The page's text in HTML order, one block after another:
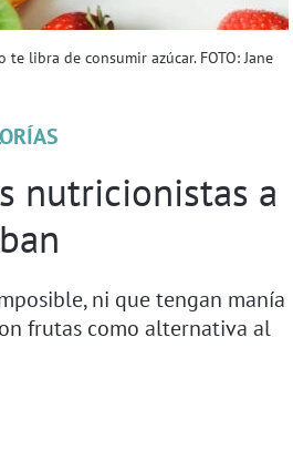
libra de consumir azúcar. FOTO: Jane
nutricionistas a
ni que tengan manía
frutas como alternativa al